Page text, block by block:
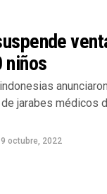
niños
jarabes médicos
octubre, 2022